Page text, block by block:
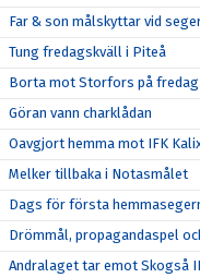
Far & son målskyttar vid
Tung fredagskväll i Piteå
Borta mot Storfors på fredag
Göran vann charklådan
Oavgjort hemma mot IFK
Melker tillbaka i Notasmålet
Dags för första
Drömmål, propagandaspel
Andralaget tar emot Skogså